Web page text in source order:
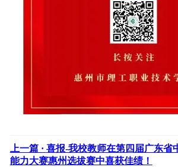
上一篇 · 喜报-我校教师在第四届广东省
能力大赛惠州选拔赛中喜获佳绩！